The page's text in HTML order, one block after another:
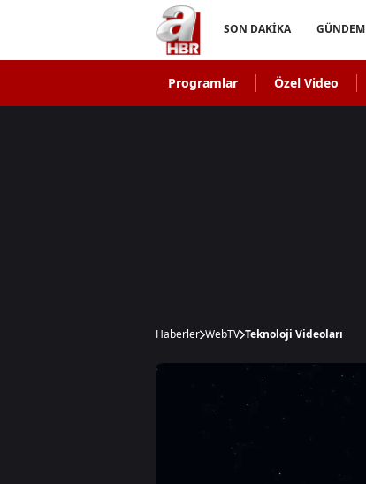
SON DAKİKA GÜNDEM
Programlar Özel Video
Haberler WebTV Teknoloji Videoları